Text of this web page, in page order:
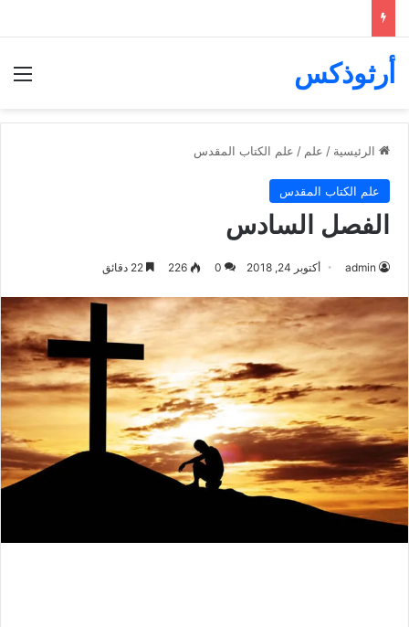
أرثوذكس
الرئيسية / علم / علم الكتاب المقدس
علم الكتاب المقدس
الفصل السادس
admin أكتوبر 24, 2018 0
226